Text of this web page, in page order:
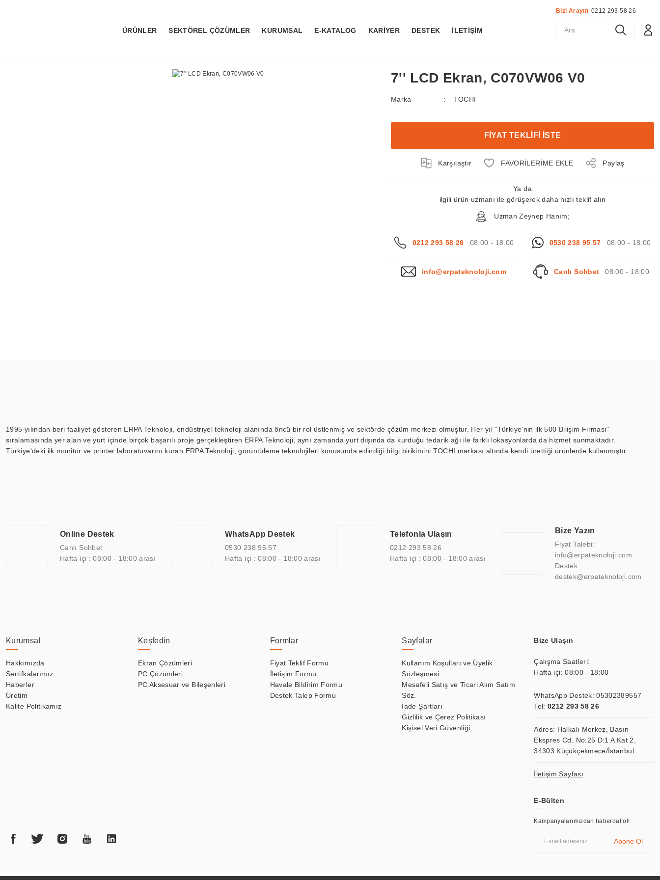
ÜRÜNLER SEKTÖREL ÇÖZÜMLER KURUMSAL E-KATALOG KARİYER DESTEK İLETİŞİM
Bizi Arayın 0212 293 58 26
7'' LCD Ekran, C070VW06 V0
Marka TOCHI
FİYAT TEKLİFİ İSTE
Karşılaştır Paylaş
Ya da
ilgili ürün uzmanı ile görüşerek daha hızlı teklif alın
Uzman Zeynep Hanım;
0212 293 58 26 08:00 - 18:00 0530 238 95 57 08:00 - 18:00
info@erpateknoloji.com Canlı Sohbet 08:00 - 18:00
1995 yılından beri faaliyet gösteren ERPA Teknoloji, endüstriyel teknoloji alanında öncü bir rol üstlenmiş ve sektörde çözüm merkezi olmuştur. Her yıl "Türkiye'nin ilk 500 Bilişim Firması"
sıralamasında yer alan ve yurt içinde birçok başarılı proje gerçekleştiren ERPA Teknoloji, aynı zamanda yurt dışında da kurduğu tedarik ağı ile farklı lokasyonlarda da hizmet sunmaktadır.
Türkiye'deki ilk monitör ve printer laboratuvarını kuran ERPA Teknoloji, görüntüleme teknolojileri konusunda edindiği bilgi birikimini TOCHI markası altında kendi ürettiği ürünlerde kullanmıştır.
arasında yer almaktadır. ERPA Teknoloji, uluslararası standartlarda kalite belgelerine ve sertifikalara sahip olup, etik değerlere bağlı bir şekilde hareket etmektedir. Kaliteli ekipmanı, uzman kadroları,
yılların getirdiği bilgi ve tecrübe ile birleştiren ERPA Teknoloji, özel çözümleri ile iş ortaklarının öne çıkmasına ve sürekli gelişimine katkı sağlamaktadır.
Online Destek
Canlı Sohbet
Hafta içi : 08:00 - 18:00 arası
WhatsApp Destek
0530 238 95 57
Hafta içi : 08:00 - 18:00 arası
Telefonla Ulaşın
0212 293 58 26
Hafta içi : 08:00 - 18:00 arası
Bize Yazın
Fiyat Talebi:
info@erpateknoloji.com
Destek:
destek@erpateknoloji.com
Kurumsal
Hakkımızda
Sertifkalarımız
Haberler
Üretim
Kalite Politikamız
Keşfedin
Ekran Çözümleri
PC Çözümleri
PC Aksesuar ve Bileşenleri
Formlar
Fiyat Teklif Formu
İletişim Formu
Havale Bildirim Formu
Destek Talep Formu
Sayfalar
Kullanım Koşulları ve Üyelik
Sözleşmesi
Mesafeli Satış ve Ticari Alım Satım
Söz.
İade Şartları
Gizlilik ve Çerez Politikası
Kişisel Veri Güvenliği
Bize Ulaşın
Çalışma Saatleri:
Hafta içi: 08:00 - 18:00
WhatsApp Destek:05302389557
Tel: 0212 293 58 26
Adres: Halkalı Merkez, Basın
Ekspres Cd. No:25 D:1 A Kat 2,
34303 Küçükçekmece/İstanbul
İletişim Sayfası
E-Bülten
Kampanyalarımızdan haberdal ol!
Abone Ol